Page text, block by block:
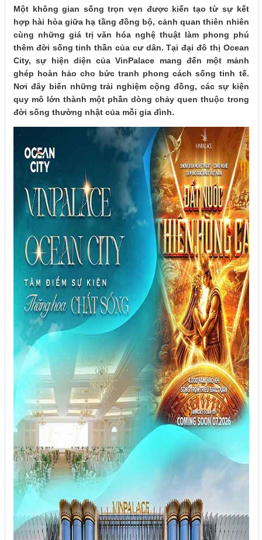
Một không gian sống trọn vẹn được kiến tạo từ sự kết
hợp hài hòa giữa hạ tầng đồng bộ, cảnh quan thiên nhiên
cùng những giá trị văn hóa nghệ thuật làm phong phú
thêm đời sống tinh thần của cư dân. Tại đại đô thị Ocean
City, sự hiện diện của VinPalace mang đến một mảnh
ghép hoàn hảo cho bức tranh phong cách sống tinh tế.
Nơi đây biến những trải nghiệm cộng đồng, các sự kiện
quy mô lớn thành một phần dòng chảy quen thuộc trong
đời sống thường nhật của mỗi gia đình.